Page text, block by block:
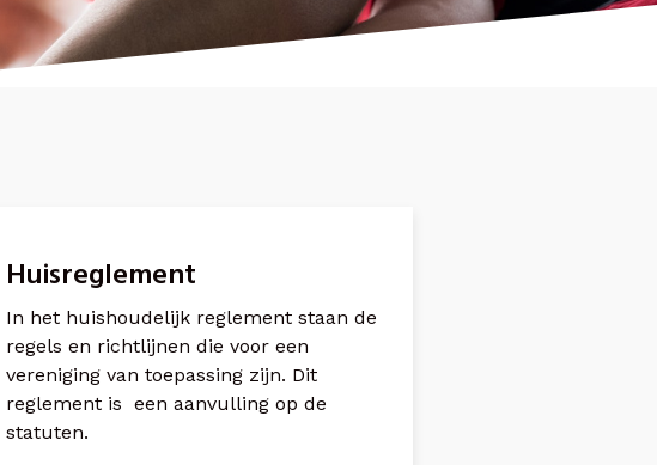
Huisreglement
In het huishoudelijk reglement staan de
regels en richtlijnen die voor een
vereniging van toepassing zijn. Dit
reglement is een aanvulling op de
statuten.